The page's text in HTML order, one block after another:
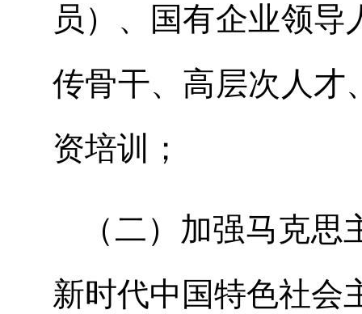
员）、国有企业领
传骨干、高层次人才
资培训；
（二）加强马克
新时代中国特色社会